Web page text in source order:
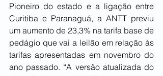
Pioneiro do estado e a ligação entre
Curitiba e Paranaguá, a ANTT previu
um aumento de 23,3% na tarifa base de
pedágio que vai a leilão em relação às
tarifas apresentadas em novembro do
ano passado. “A versão atualizada do